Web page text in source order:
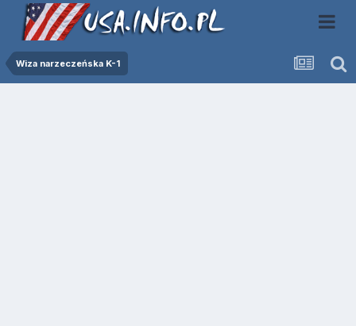
Wiza narzeczeńska K-1